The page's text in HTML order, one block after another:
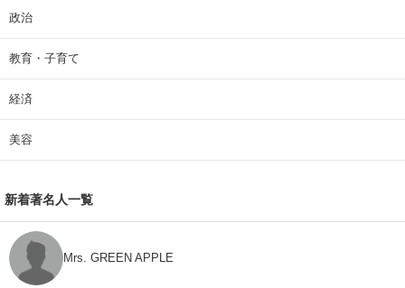
政治
教育・子育て
経済
美容
新着著名人一覧
Mrs. GREEN APPLE